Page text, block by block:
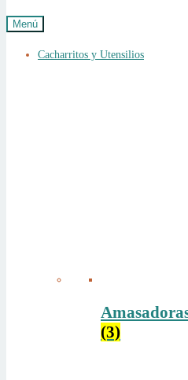
Menú
Cacharritos y Utensilios
(3)